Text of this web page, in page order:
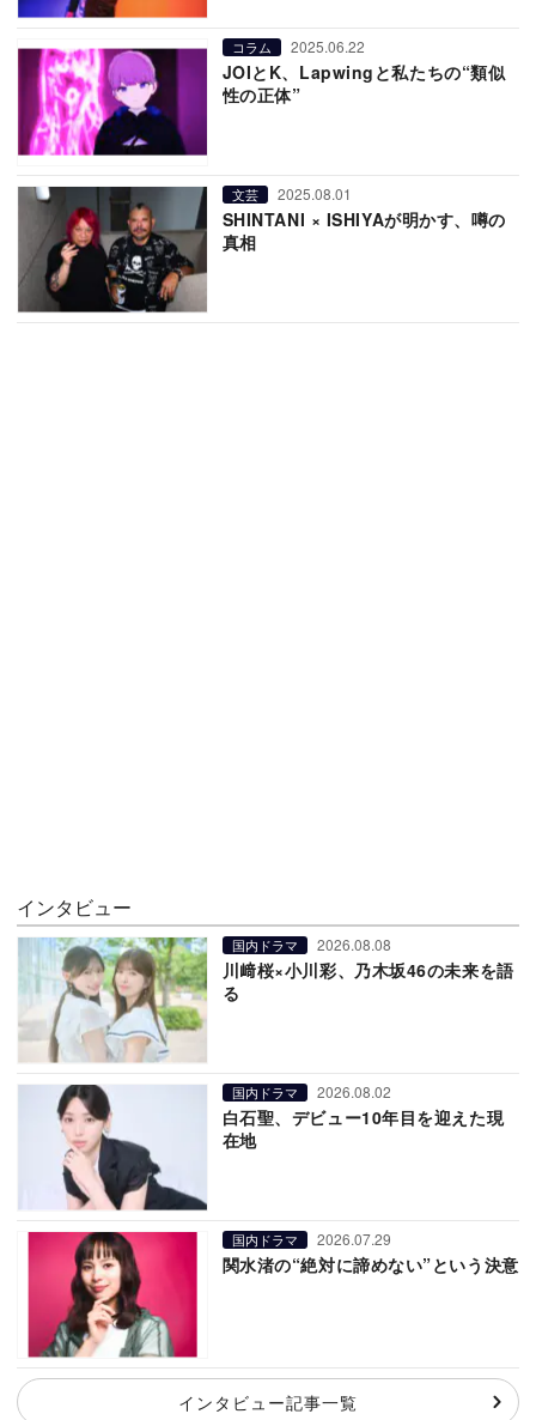
コラム 2025.06.22
JOIとK、Lapwingと私たちの“類似
性の正体”
文芸 2025.08.01
SHINTANI × ISHIYAが明かす、噂の
真相
インタビュー
国内ドラマ 2026.08.08
川﨑桜×小川彩、乃木坂46の未来を語
る
国内ドラマ 2026.08.02
白石聖、デビュー10年目を迎えた現
在地
国内ドラマ 2026.07.29
関水渚の“絶対に諦めない”という決意
インタビュー記事一覧